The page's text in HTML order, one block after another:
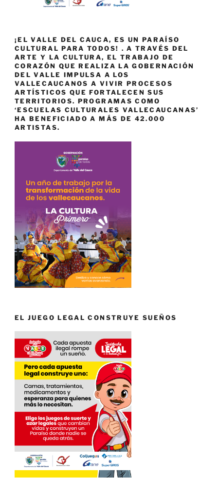
¡EL VALLE DEL CAUCA, ES UN PARAÍSO
CULTURAL PARA TODOS! . A TRAVÉS DEL
ARTE Y LA CULTURA, EL TRABAJO DE
CORAZÓN QUE REALIZA LA GOBERNACIÓN
DEL VALLE IMPULSA A LOS
VALLECAUCANOS A VIVIR PROCESOS
ARTÍSTICOS QUE FORTALECEN SUS
TERRITORIOS. PROGRAMAS COMO
‘ESCUELAS CULTURALES VALLECAUCANAS’
HA BENEFICIADO A MÁS DE 42.000
ARTISTAS.
EL JUEGO LEGAL CONSTRUYE SUEÑOS